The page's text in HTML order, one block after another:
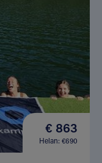
€ 863
Helan: €690